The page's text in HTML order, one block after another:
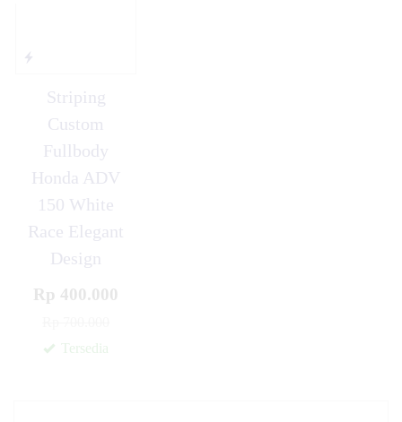
Striping
Custom
Fullbody
Honda ADV
150 White
Race Elegant
Design
Rp 400.000
Tersedia